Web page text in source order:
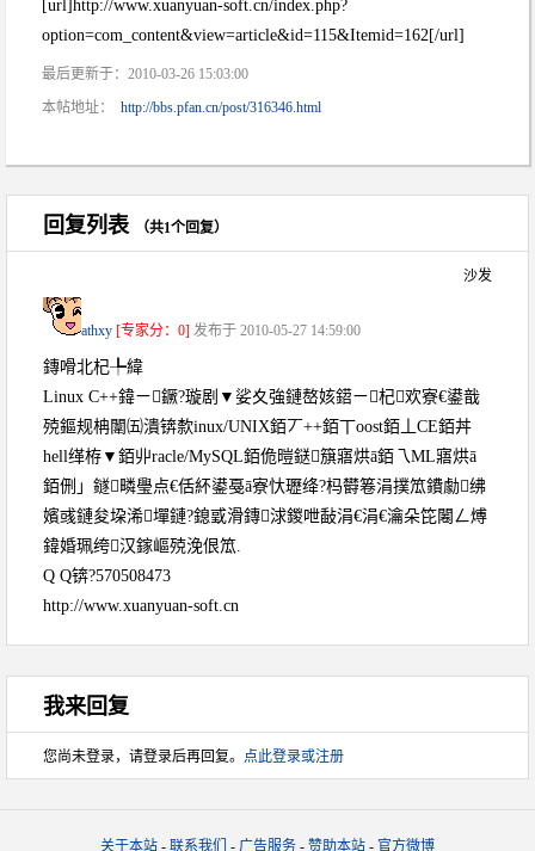
[url]http://www.xuanyuan-soft.cn/index.php?
option=com_content&view=article&id=115&Itemid=162[/url]
最后更新于：2010-03-26 15:03:00
本帖地址： http://bbs.pfan.cn/post/316346.html
回复列表 （共1个回复）
沙发
athxy [专家分：0] 发布于 2010-05-27 14:59:00
鏄嗗北杞╄緯
Linux C++鍏ㄧ鐝?璇剧▼娑夊強鏈嶅姟鍣ㄧ杞欢寮€鍙戠
殑鏂规柟闈㈤潰锛歀inux/UNIX銆丆++銆丅oost銆丄CE銆丼
hell缂栫▼銆丱racle/MySQL銆佹暟鎹簱寤烘ā銆乁ML寤烘ā
銆侀」鐩疄璺点€佸紑鍙戞ā寮忕瓑绛?杩欎箞涓撲笟鐨勮绋
嬪彧鏈夋垜浠墠鏈?鎴戜滑鏄浗鍐呭敮涓€涓€瀹朵笓闂ㄥ煿
鍏婚珮绔汉鎵嶇殑浼佷笟.
Q Q锛?570508473
http://www.xuanyuan-soft.cn
我来回复
您尚未登录，请登录后再回复。 点此登录或注册
关于本站 - 联系我们 - 广告服务 - 赞助本站 - 官方微博